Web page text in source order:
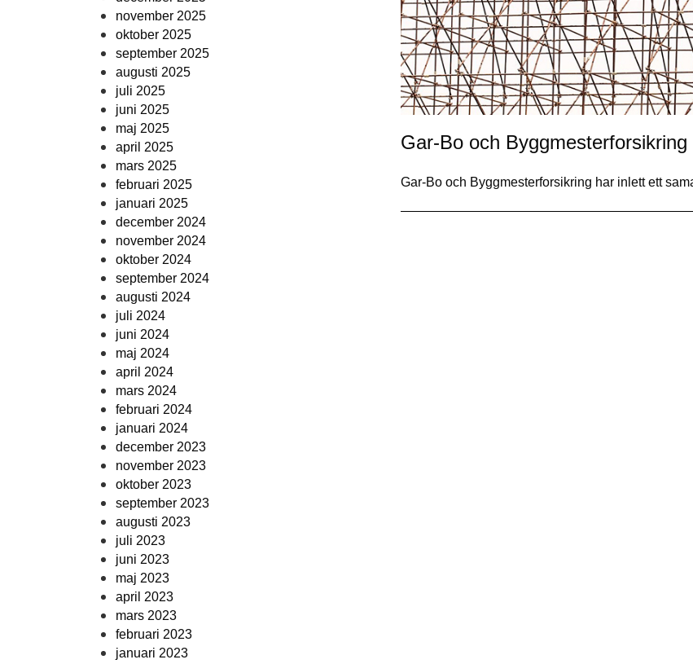
november 2025
oktober 2025
september 2025
augusti 2025
juli 2025
juni 2025
maj 2025
april 2025
mars 2025
februari 2025
januari 2025
december 2024
november 2024
oktober 2024
september 2024
augusti 2024
juli 2024
juni 2024
maj 2024
april 2024
mars 2024
februari 2024
januari 2024
december 2023
november 2023
oktober 2023
september 2023
augusti 2023
juli 2023
juni 2023
maj 2023
april 2023
mars 2023
februari 2023
januari 2023
Gar-Bo och
Gar-Bo och Byggmesterforsikring har inlett ett